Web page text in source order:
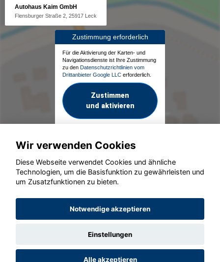
Autohaus Kaim GmbH
Flensburger Straße 2, 25917 Leck
Zustimmung erforderlich
Für die Aktivierung der Karten- und
Navigationsdienste ist Ihre Zustimmung
zu den Datenschutzrichtlinien vom
Drittanbieter Google LLC erforderlich.
Zustimmen
und aktivieren
© konjunkturmotor.de GmbH 2020 - 2026
Wir verwenden Cookies
Diese Webseite verwendet Cookies und ähnliche
Technologien, um die Basisfunktion zu gewährleisten und
um Zusatzfunktionen zu bieten.
Notwendige akzeptieren
Einstellungen
Alle akzeptieren